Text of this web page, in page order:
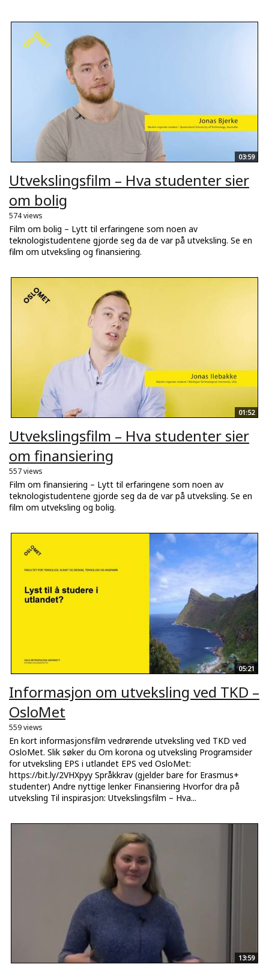
03:59
Utvekslingsfilm – Hva studenter sier
om bolig
574 views
Film om bolig – Lytt til erfaringene som noen av
teknologistudentene gjorde seg da de var på utveksling. Se en
film om utveksling og finansiering.
01:52
Utvekslingsfilm – Hva studenter sier
om finansiering
557 views
Film om finansiering – Lytt til erfaringene som noen av
teknologistudentene gjorde seg da de var på utveksling. Se en
film om utveksling og bolig.
05:21
Informasjon om utveksling ved TKD –
OsloMet
559 views
En kort informasjonsfilm vedrørende utveksling ved TKD ved
OsloMet. Slik søker du Om korona og utveksling Programsider
for utveksling EPS i utlandet EPS ved OsloMet:
https://bit.ly/2VHXpyy Språkkrav (gjelder bare for Erasmus+
studenter) Andre nyttige lenker Finansiering Hvorfor dra på
utveksling Til inspirasjon: Utvekslingsfilm – Hva...
13:59